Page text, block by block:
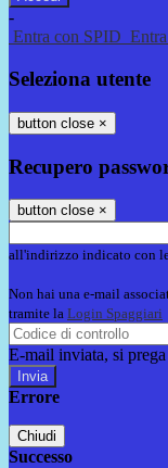
-
Entra con SPID
Seleziona utente
button close ×
Recupero
button close ×
all'indirizzo indicato con
Non hai una e-mail
tramite la Login Spaggiari
E-mail inviata, si
Errore
Chiudi
Successo